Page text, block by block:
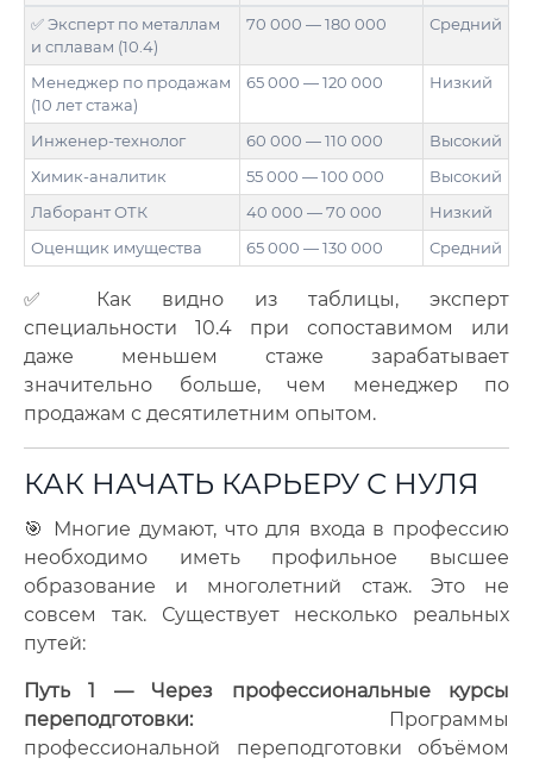
✅ Эксперт по металлам
и сплавам (10.4)
70 000 — 180 000 Средний
Менеджер по продажам
(10 лет стажа)
65 000 — 120 000 Низкий
Инженер-технолог 60 000 — 110 000
Высокий
Химик-аналитик
55 000 — 100 000
Высокий
Лаборант ОТК
40 000 — 70 000
Низкий
Оценщик имущества
65 000 — 130 000 Средний
✅ Как видно из таблицы, эксперт
специальности 10.4 при сопоставимом или
даже меньшем стаже зарабатывает
значительно больше, чем менеджер по
продажам с десятилетним опытом.
КАК НАЧАТЬ КАРЬЕРУ С НУЛЯ
🎯 Многие думают, что для входа в профессию
необходимо иметь профильное высшее
образование и многолетний стаж. Это не
совсем так. Существует несколько реальных
путей:
Путь 1 — Через профессиональные курсы
переподготовки:Программы
профессиональной переподготовки объёмом